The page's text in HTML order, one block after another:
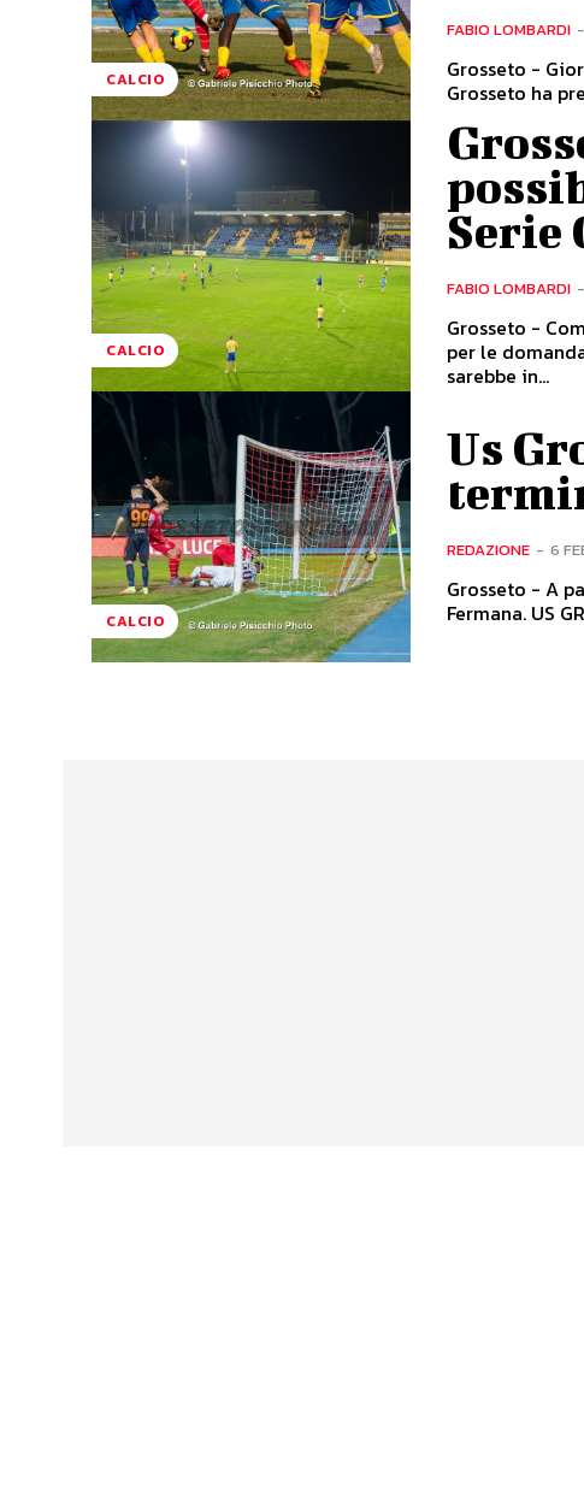
CALCIO
FABIO LOMBARDI -
Grosseto -
Grosseto ha
CALCIO
Serie
FABIO LOMBARDI -
Grosseto -
per le
sarebbe in...
CALCIO
Us
REDAZIONE - 6
Grosseto - A